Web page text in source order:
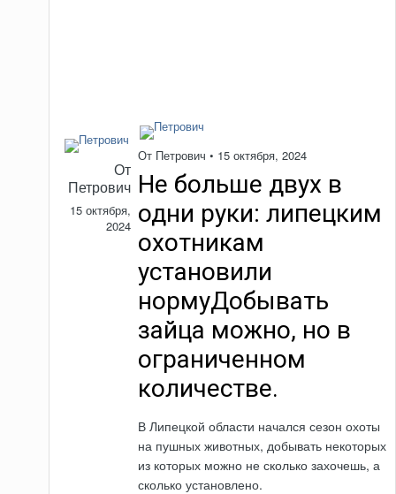
От
Петрович
15 октября,
2024
От Петрович • 15 октября, 2024
Не больше двух в
одни руки: липецким
охотникам
установили
нормуДобывать
зайца можно, но в
ограниченном
количестве.
В Липецкой области начался сезон охоты
на пушных животных, добывать некоторых
из которых можно не сколько захочешь, а
сколько установлено.